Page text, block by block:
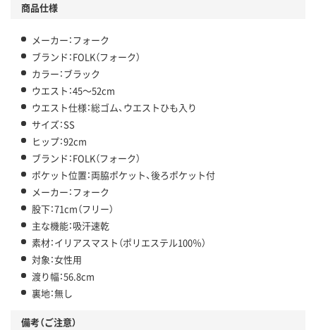
商品仕様
メーカー：フォーク
ブランド：FOLK（フォーク）
カラー：ブラック
ウエスト：45～52cm
ウエスト仕様：総ゴム、ウエストひも入り
サイズ：SS
ヒップ：92cm
ブランド：FOLK（フォーク）
ポケット位置：両脇ポケット、後ろポケット付
メーカー：フォーク
股下：71cm（フリー）
主な機能：吸汗速乾
素材：イリアスマスト（ポリエステル100％）
対象：女性用
渡り幅：56.8cm
裏地：無し
備考（ご注意）